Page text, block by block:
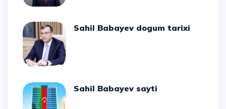
Sahil Babayev dogum tarixi
Sahil Babayev sayti